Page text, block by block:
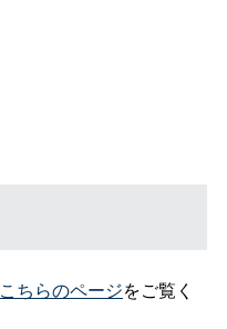
こちらのページをご覧く